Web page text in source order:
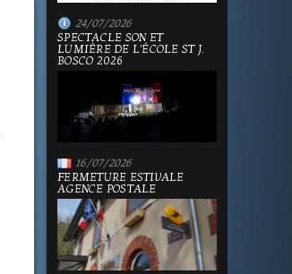
24/07/2026
SPECTACLE SON ET
LUMIÈRE DE L'ÉCOLE ST J.
BOSCO 2026
16/07/2026
FERMETURE ESTIVALE
AGENCE POSTALE